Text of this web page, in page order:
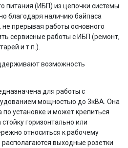
питания (ИБП) из цепочки системы
благодаря наличию байпаса
прерывая работы основного
сервисные работы с ИБП (ремонт,
и т.п.).
возможность
для работы с
мощностью до 3кВА. Она
по установке и может крепиться
горизонтально или
относиться к рабочему
располагаются выходные розетки